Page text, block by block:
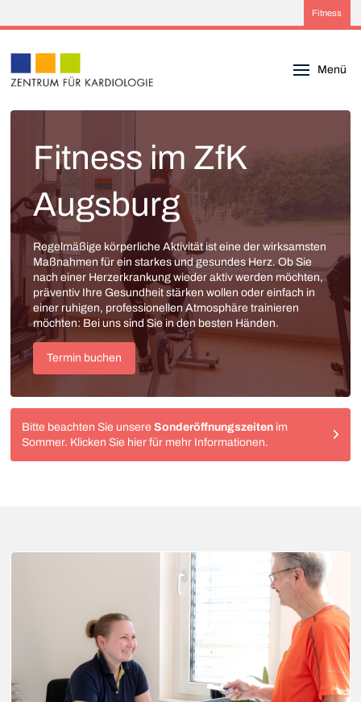
Fitness
Menü
Fitness im ZfK
Augsburg
Regelmäßige körperliche Aktivität ist eine der wirksamsten
Maßnahmen für ein starkes und gesundes Herz. Ob Sie
nach einer Herzerkrankung wieder aktiv werden möchten,
präventiv Ihre Gesundheit stärken wollen oder einfach in
einer ruhigen, professionellen Atmosphäre trainieren
möchten: Bei uns sind Sie in den besten Händen.
Termin buchen
Bitte beachten Sie unsereSonderöffnungszeiten im
Sommer. Klicken Sie hier für mehr Informationen.